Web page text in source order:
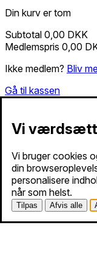
Din kurv er tom
Subtotal 0,00 DKK
Medlemspris 0,00
Ikke medlem? Bliv
Gå til kassen
Vi
Vi bruger cookies
din
personalisere
når som helst.
Tilpas Afvis alle